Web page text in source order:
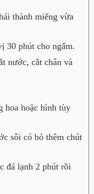
thành miếng vừa
30 phút cho ngấm.
nước, cắt chân và
hoa hoặc hình tùy
sôi có bỏ thêm chút
đá lạnh 2 phút rồi